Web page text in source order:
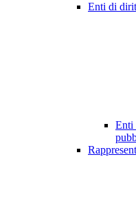
Enti di
Enti